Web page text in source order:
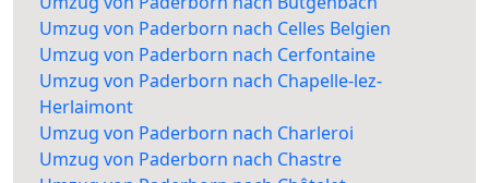
Umzug von Paderborn nach Celles Belgien
Umzug von Paderborn nach Cerfontaine
Umzug von Paderborn nach Chapelle-lez-
Herlaimont
Umzug von Paderborn nach Charleroi
Umzug von Paderborn nach Chastre